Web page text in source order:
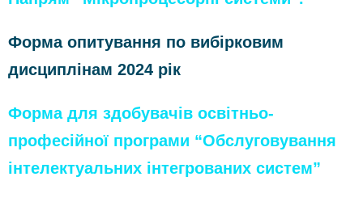
Форма опитування по вибірковим
дисциплінам 2024 рік
Форма для здобувачів освітньо-
професійної програми “Обслуговування
інтелектуальних інтегрованих систем”